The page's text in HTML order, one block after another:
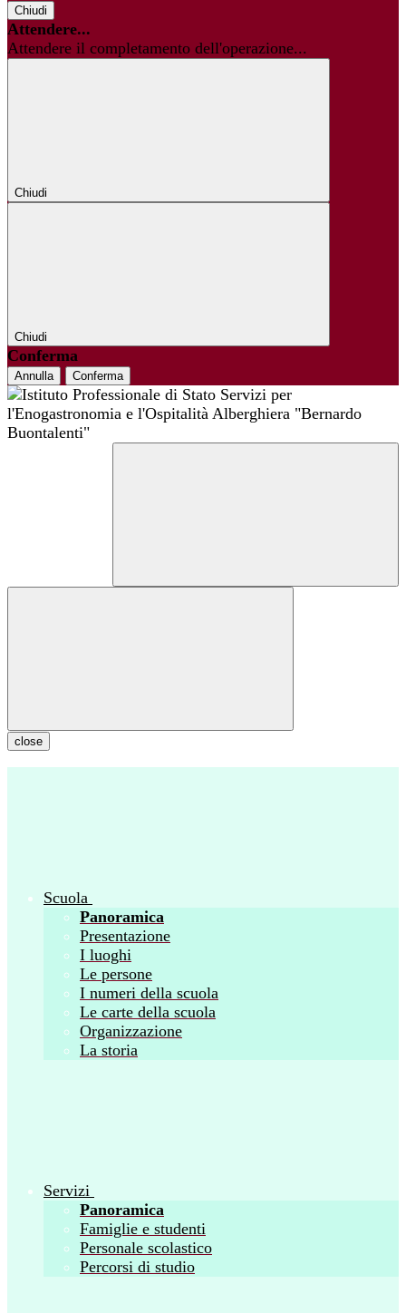
Chiudi
Attendere...
Attendere il completamento dell'operazione...
Chiudi
Chiudi
Conferma
Annulla Conferma
close
Scuola
Panoramica
Presentazione
I luoghi
Le persone
I numeri della scuola
Le carte della scuola
Organizzazione
La storia
Servizi
Panoramica
Famiglie e studenti
Personale scolastico
Percorsi di studio